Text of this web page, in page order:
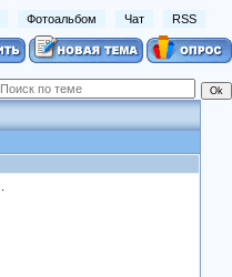
Фотоальбом Чат RSS